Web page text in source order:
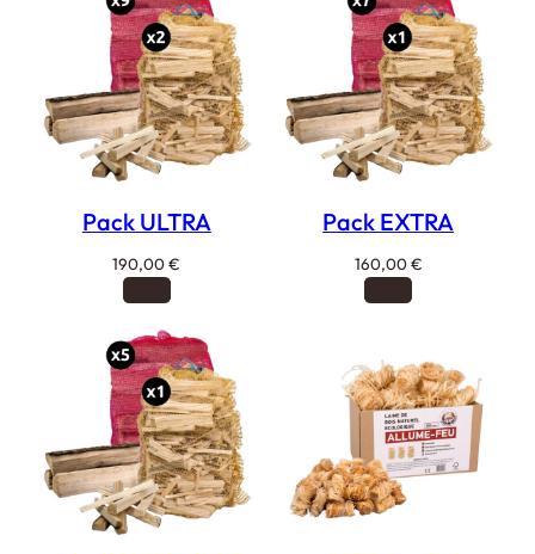
Pack ULTRA
190,00€
Pack EXTRA
160,00€